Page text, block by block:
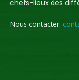
chefs-lieux des
Nous contacter: